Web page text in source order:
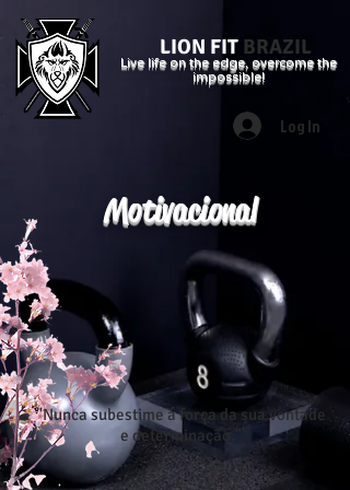
LION FIT BRAZIL
Live life on the edge, overcome the
impossible!
Log In
Motivacional
"Nunca subestime a força da sua vontade
e determinação."